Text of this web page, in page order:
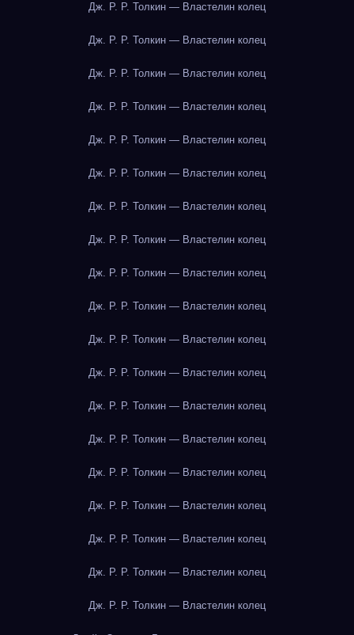
Дж. Р. Р. Толкин — Властелин колец
Дж. Р. Р. Толкин — Властелин колец
Дж. Р. Р. Толкин — Властелин колец
Дж. Р. Р. Толкин — Властелин колец
Дж. Р. Р. Толкин — Властелин колец
Дж. Р. Р. Толкин — Властелин колец
Дж. Р. Р. Толкин — Властелин колец
Дж. Р. Р. Толкин — Властелин колец
Дж. Р. Р. Толкин — Властелин колец
Дж. Р. Р. Толкин — Властелин колец
Дж. Р. Р. Толкин — Властелин колец
Дж. Р. Р. Толкин — Властелин колец
Дж. Р. Р. Толкин — Властелин колец
Дж. Р. Р. Толкин — Властелин колец
Дж. Р. Р. Толкин — Властелин колец
Дж. Р. Р. Толкин — Властелин колец
Дж. Р. Р. Толкин — Властелин колец
Дж. Р. Р. Толкин — Властелин колец
Дж. Р. Р. Толкин — Властелин колец